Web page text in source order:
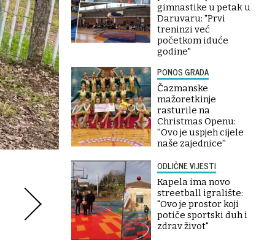
gimnastike u petak u
Daruvaru: "Prvi
treninzi već
početkom iduće
godine"
PONOS GRADA
Čazmanske
mažoretkinje
rasturile na
Christmas Openu:
''Ovo je uspjeh cijele
naše zajednice''
ODLIČNE VIJESTI
Kapela ima novo
streetball igralište:
"Ovo je prostor koji
potiče sportski duh i
zdrav život"